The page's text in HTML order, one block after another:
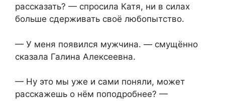
рассказать? — спросила Катя, ни в силах
больше сдерживать своё любопытство.
— У меня появился мужчина. — смущённо
сказала Галина Алексеевна.
— Ну это мы уже и сами поняли, может
расскажешь о нём поподробнее? —